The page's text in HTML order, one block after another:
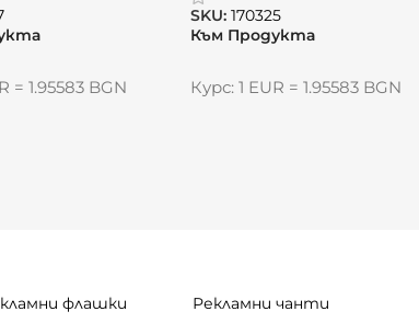
= 1.95583 BGN
SKU: 170325
Към Продукта
Курс: 1 EUR = 1.95583 BGN
флашки Рекламни чанти